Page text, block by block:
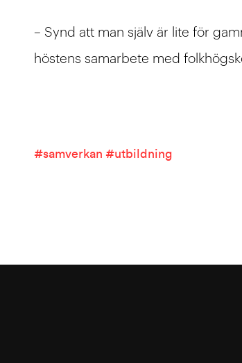
– Synd att man själv är lite för
höstens samarbete med
samverkan utbildning